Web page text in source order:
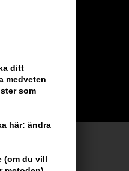
ditt
medveten
som
här: ändra
(om du vill